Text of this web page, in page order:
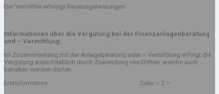
Der Vermittler erbringt Beratungsleistungen
Informationen über die Vergütung bei der Finanzanlagenberatung
und – Vermittlung:
Im Zusammenhang mit der Anlageberatung oder – Vermittlung erfolgt die
Vergütung ausschließlich durch Zuwendung von Dritten, welche auch
behalten werden dürfen.
Erstinformation Seite – 2 –